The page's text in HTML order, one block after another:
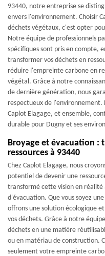
93440, notre entreprise se
envers l'environnement. Choisir
déchets végétaux, c'est opter
Notre équipe de professionnels
spécifiques sont pris en compte,
transformer vos déchets en
réduire l'empreinte carbone en
végétal. Grâce à notre
de dernière génération, nous
respectueux de l'environnement.
Caplot Elagage, et ensemble,
durable pour Dugny et ses
Broyage et évacuation :
ressources à 93440
Chez Caplot Elagage, nous
potentiel de devenir une
transformé cette vision en
d'évacuation. Que vous soyez
offrons une solution écologique
vos déchets. Grâce à notre
déchets en une matière
ou en matériau de construction.
seulement votre empreinte